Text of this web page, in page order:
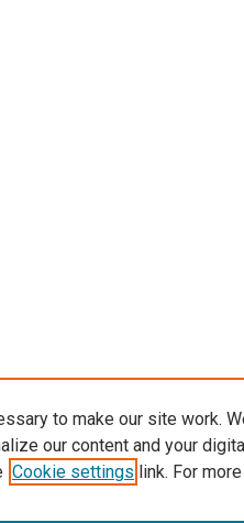
to make our site work.
our content and your
Cookie settings link. For